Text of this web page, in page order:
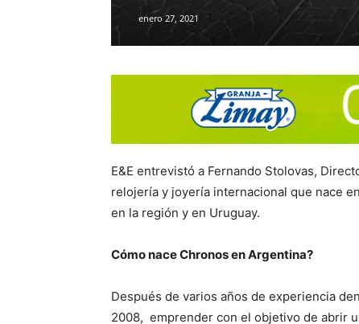
enero 27, 2021
E&E entrevistó a Fernando Stolovas,
relojería y joyería internacional que nace
en la región y en Uruguay.
Cómo nace Chronos en Argentina?
Después de varios años de experiencia
2008, emprender con el objetivo de abrir